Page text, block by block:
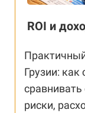
ROI и
Грузии: как
риски,